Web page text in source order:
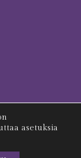
asetuksia